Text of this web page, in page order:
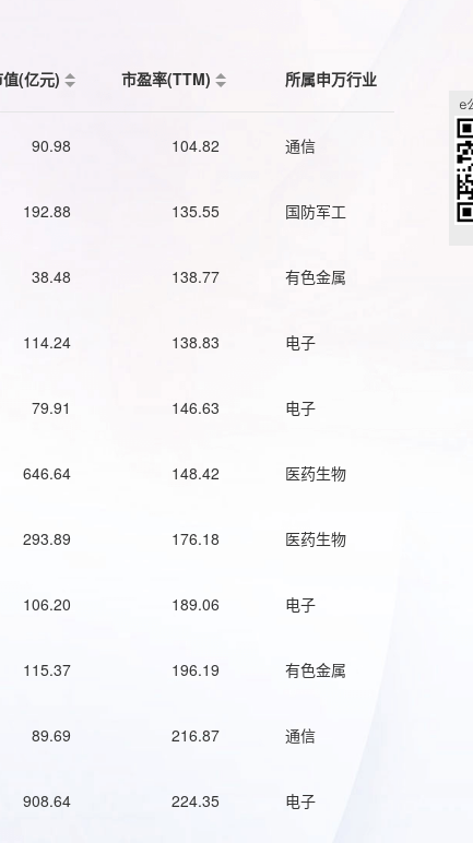
(亿元) 市盈率(TTM) 所属申万行业
90.98 104.82 通信
192.88 135.55 国防军工
38.48 138.77 有色金属
114.24 138.83 电子
79.91 146.63 电子
646.64 148.42 医药生物
293.89 176.18 医药生物
106.20 189.06 电子
115.37 196.19 有色金属
89.69 216.87 通信
908.64 224.35 电子